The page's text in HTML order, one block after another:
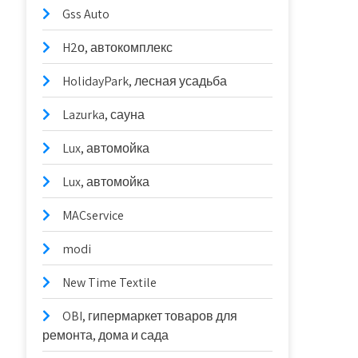
Gss Auto
H2о, автокомплекс
HolidayPark, лесная усадьба
Lazurka, сауна
Lux, автомойка
Lux, автомойка
MACservice
modi
New Time Textile
OBI, гипермаркет товаров для
ремонта, дома и сада